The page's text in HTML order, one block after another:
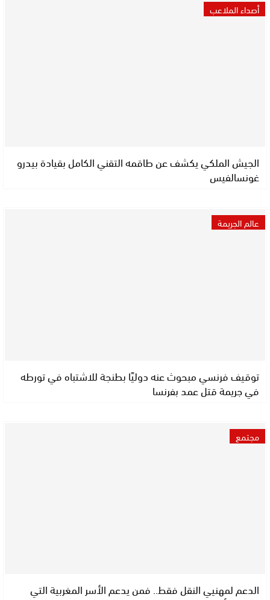
أصداء الملاعب
الجيش الملكي يكشف عن طاقمه التقني الكامل بقيادة بيدرو
غونسالفيس
عالم الجريمة
توقيف فرنسي مبحوث عنه دوليًا بطنجة للاشتباه في تورطه
في جريمة قتل عمد بفرنسا
مجتمع
الدعم لمهنيي النقل فقط.. فمن يدعم الأسر المغربية التي